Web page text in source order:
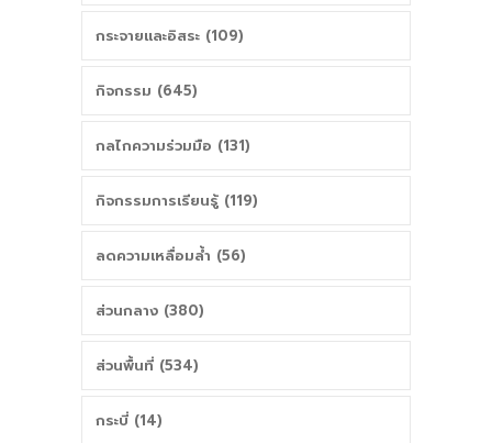
กระจายและอิสระ (109)
กิจกรรม (645)
กลไกความร่วมมือ (131)
กิจกรรมการเรียนรู้ (119)
ลดความเหลื่อมล้ำ (56)
ส่วนกลาง (380)
ส่วนพื้นที่ (534)
กระบี่ (14)